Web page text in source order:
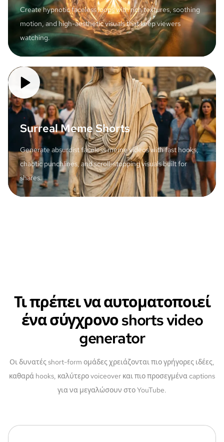
Create hypnotic faceless loops with rich textures, soothing
motion, and high-aesthetic visuals that keep viewers
watching.
Surreal Meme Shorts
Generate absurdist faceless meme videos with fast hooks,
chaotic punchlines, and scroll-stopping visuals built for
shares.
Τι πρέπει να αυτοματοποιεί
ένα σύγχρονο shorts video
generator
Οι δυνατές short-form ομάδες χρειάζονται πιο γρήγορες ιδέες,
καθαρά hooks, καλύτερο voiceover και πιο προσεγμένα captions
για να μεγαλώσουν στο YouTube.